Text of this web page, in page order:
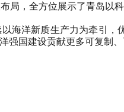
局，全方位展示了青岛以
洋新质生产力为牵引，
强国建设贡献更多可复制